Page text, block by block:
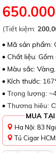
650.000
(Tiết kiệm:
Mã sản phẩm:
Chất liệu:
Màu sắc:
Kích thước:
Trọng lượng:
Thương hiệu:
MUA
Ha Nội: 83
Tủ Cigar